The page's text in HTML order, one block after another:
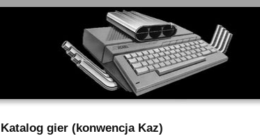
Katalog gier (konwencja Kaz)